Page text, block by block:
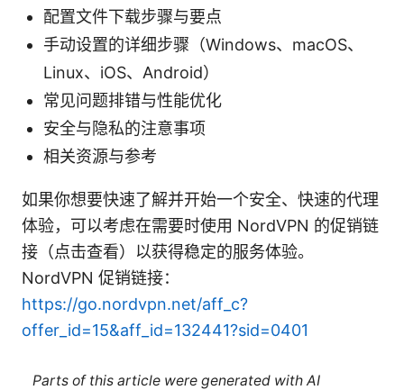
配置文件下载步骤与要点
手动设置的详细步骤（Windows、macOS、
Linux、iOS、Android）
常见问题排错与性能优化
安全与隐私的注意事项
相关资源与参考
如果你想要快速了解并开始一个安全、快速的代理
体验，可以考虑在需要时使用 NordVPN 的促销链
接（点击查看）以获得稳定的服务体验。
NordVPN 促销链接：
https://go.nordvpn.net/aff_c?
offer_id=15&aff_id=132441?sid=0401
Parts of this article were generated with AI